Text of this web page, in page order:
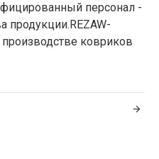
персонал -
продукции.REZAW-
производстве ковриков